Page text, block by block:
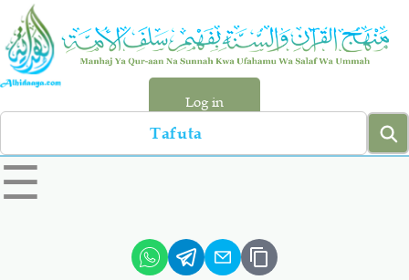
Skip
main
content
Log in
Search
left
sidebar
☰
Hadiyth